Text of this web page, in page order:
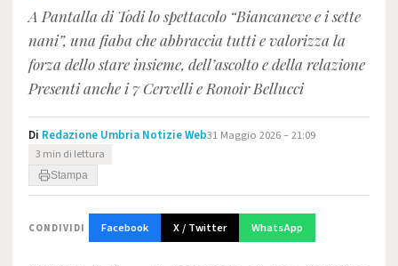
A Pantalla di Todi lo spettacolo “Biancaneve e i sette
nani”, una fiaba che abbraccia tutti e valorizza la
forza dello stare insieme, dell’ascolto e della relazione
Presenti anche i 7 Cervelli e Ronoir Bellucci
Di Redazione Umbria Notizie Web31 Maggio 2026 – 21:09
3 min di lettura
Stampa
CONDIVIDI Facebook X / Twitter WhatsApp